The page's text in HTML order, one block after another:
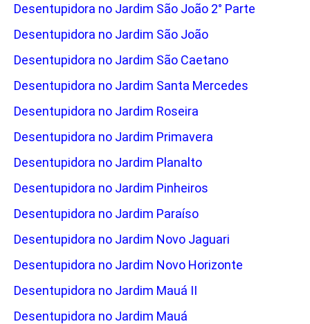
Desentupidora no Jardim São João 2° Parte
Desentupidora no Jardim São João
Desentupidora no Jardim São Caetano
Desentupidora no Jardim Santa Mercedes
Desentupidora no Jardim Roseira
Desentupidora no Jardim Primavera
Desentupidora no Jardim Planalto
Desentupidora no Jardim Pinheiros
Desentupidora no Jardim Paraíso
Desentupidora no Jardim Novo Jaguari
Desentupidora no Jardim Novo Horizonte
Desentupidora no Jardim Mauá II
Desentupidora no Jardim Mauá